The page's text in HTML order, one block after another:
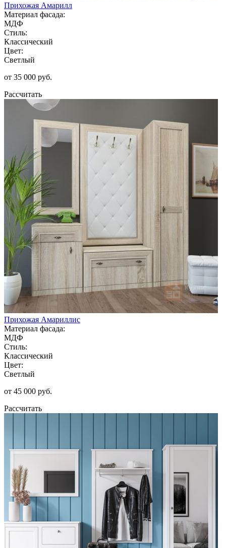
Прихожая Амарилл
Материал фасада:
МДФ
Стиль:
Классический
Цвет:
Светлый
от 35 000 руб.
Рассчитать
Прихожая Амариллис
Материал фасада:
МДФ
Стиль:
Классический
Цвет:
Светлый
от 45 000 руб.
Рассчитать